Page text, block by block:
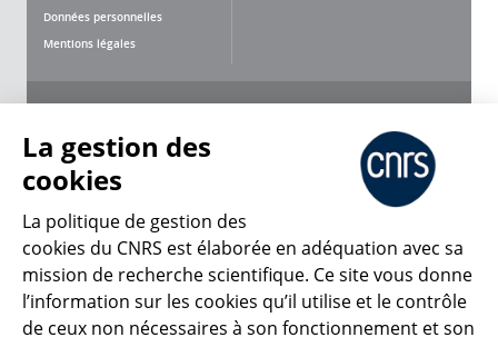
Données personnelles
Mentions légales
CNRS Le Mag
© 2026, CNRS
La gestion des
cookies
La politique de gestion des
cookies du CNRS est élaborée en adéquation avec sa
mission de recherche scientifique. Ce site vous donne
l’information sur les cookies qu’il utilise et le contrôle
de ceux non nécessaires à son fonctionnement et son